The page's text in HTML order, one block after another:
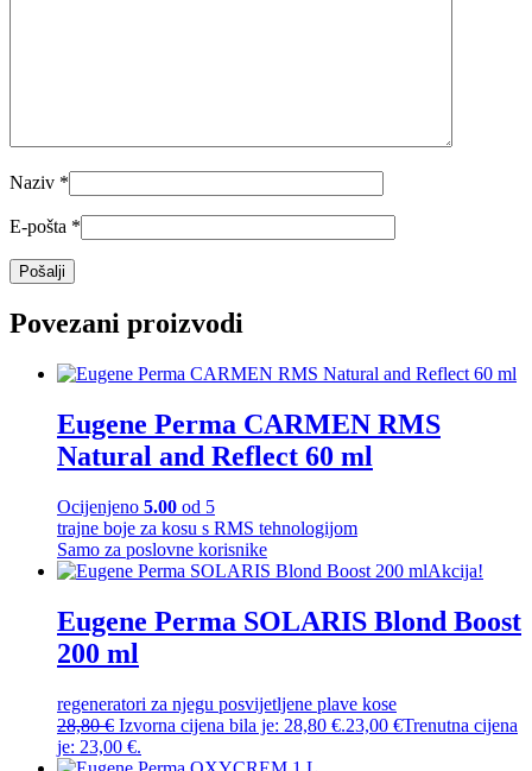
Naziv *
E-pošta *
Povezani proizvodi
Eugene Perma CARMEN RMS
Natural and Reflect 60 ml
Ocijenjeno 5.00 od 5
trajne boje za kosu s RMS tehnologijom
Samo za poslovne korisnike
Akcija!
Eugene Perma SOLARIS Blond Boost
200 ml
regeneratori za njegu posvijetljene plave kose
28,80€ Izvorna cijena bila je: 28,80 €.23,00 €Trenutna cijena
je: 23,00 €.